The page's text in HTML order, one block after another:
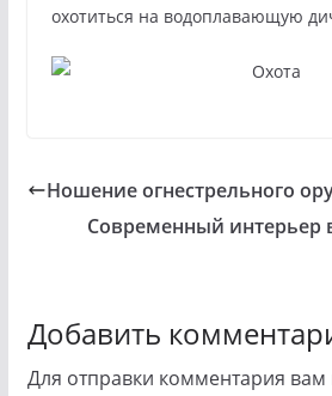
охотиться на водоплавающую
Ношение огнестрельного
Современный интерьер
Добавить
Для отправки комментария